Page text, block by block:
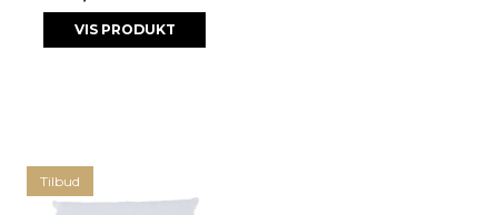
VIS PRODUKT
Tilbud